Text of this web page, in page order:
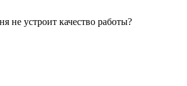
не устроит качество работы?